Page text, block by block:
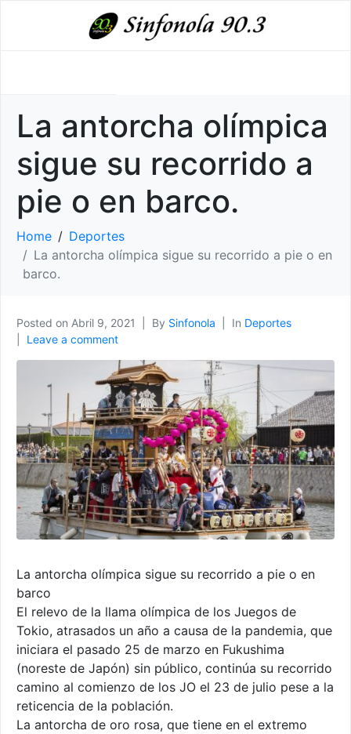
La antorcha olímpica
sigue su recorrido a
pie o en barco.
Home
Deportes
La antorcha olímpica sigue su recorrido a pie o en
barco.
Posted on Abril 9, 2021 By Sinfonola In Deportes
Leave a comment
La antorcha olímpica sigue su recorrido a pie o en
barco
El relevo de la llama olímpica de los Juegos de
Tokio, atrasados un año a causa de la pandemia, que
iniciara el pasado 25 de marzo en Fukushima
(noreste de Japón) sin público, continúa su recorrido
camino al comienzo de los JO el 23 de julio pese a la
reticencia de la población.
La antorcha de oro rosa, que tiene en el extremo